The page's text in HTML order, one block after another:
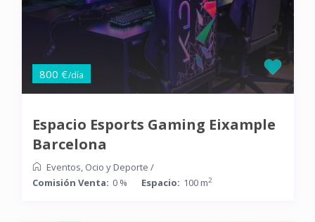
800 €/día
Espacio Esports Gaming Eixample
Barcelona
Eventos Ocio y Deporte /
Comisión Venta: 0 % Espacio: 100 m2